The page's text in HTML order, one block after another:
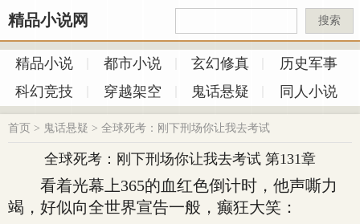
精品小说网 搜索
精品小说 都市小说 玄幻修真
历史军事
科幻竞技
穿越架空 鬼话悬疑 同人小说
首页 > 鬼话悬疑 > 全球死考：刚下刑场你让我去考试
全球死考：刚下刑场你让我去考试 第131章
看着光幕上365的血红色倒计时，他声嘶力
竭，好似向全世界宣告一般，癫狂大笑：